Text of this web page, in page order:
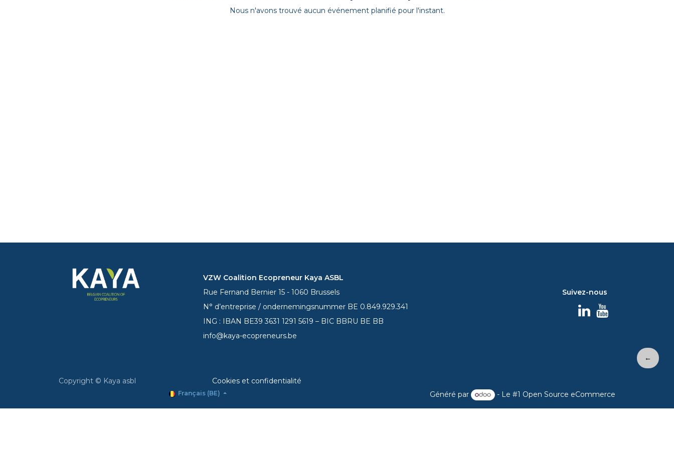
Nous n'avons trouvé aucun événement planifié pour l'instant.
Suivez-nous
←
VZW Coalition Ecopreneur Kaya ASBL
Rue Fernand Bernier 15 - 1060 Brussels
N° d’entreprise / ondernemingsnummer BE 0.849.929.341
ING : IBAN BE393631 1291 5619 – BIC BBRU BE BB
info@kaya-ecopreneurs.be
Copyright © Kaya asbl Cookies et confidentialité
Français (BE) Généré par - Le #1 Open Source eCommerce